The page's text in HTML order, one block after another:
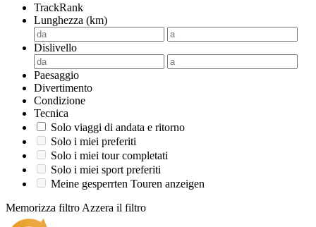
TrackRank
Lunghezza (km)
Dislivello
Paesaggio
Divertimento
Condizione
Tecnica
Solo viaggi di andata e ritorno
Solo i miei preferiti
Solo i miei tour completati
Solo i miei sport preferiti
Meine gesperrten Touren anzeigen
Memorizza filtro Azzera il filtro